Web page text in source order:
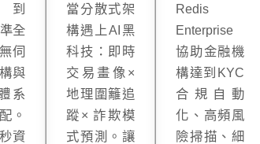
到
全
伺
與
系
。
資
當分散式架
構遇上AI黑
科技：即時
交易畫像×
地理圍籬追
蹤× 詐欺模
式預測。讓
Redis
Enterprise
協助金融機
構達到KYC
合規自動
化、高頻風
險掃描、細